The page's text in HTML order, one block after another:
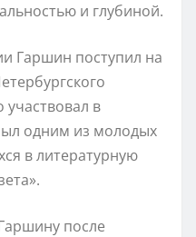
и глубиной.
Гаршин поступил на
участвовал в
одним из молодых
в литературную
после